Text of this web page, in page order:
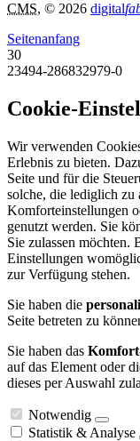
CMS, © 2026 digital
Seitenanfang
30
23494-286832979-0
Cookie-
Wir verwenden
Erlebnis zu bieten.
Seite und für die
solche, die lediglich zu
Komforteinstellungen
genutzt werden. Sie
Sie zulassen möchten.
Einstellungen
zur Verfügung stehen.
Sie haben die
Seite betreten zu
Sie haben das
auf das Element oder
dieses per Auswahl
Notwendig
Statistik & Analyse